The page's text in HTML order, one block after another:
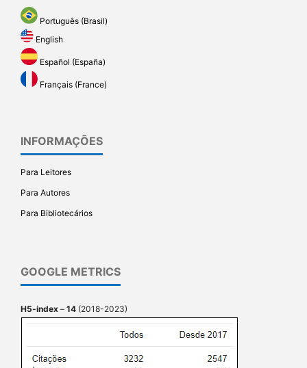
Português (Brasil)
English
Español (España)
Français (France)
INFORMAÇÕES
Para Leitores
Para Autores
Para Bibliotecários
GOOGLE METRICS
H5-index – 14 (2018-2023)